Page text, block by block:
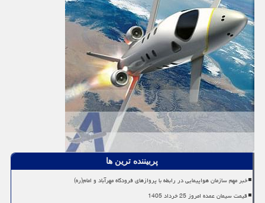
پربیننده ترین ها
خبر مهم سازمان هواپیمایی در رابطه با پروازهای فرودگاه مهرآباد و امام(ره)
قیمت سیمان عمده امروز 25 خرداد 1405